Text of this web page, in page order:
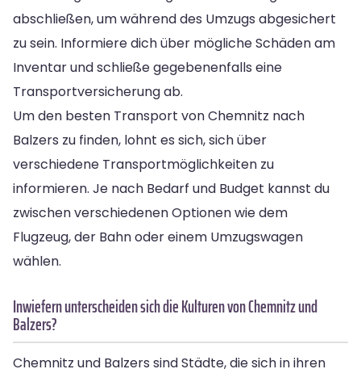
abschließen, um während des Umzugs abgesichert
zu sein. Informiere dich über mögliche Schäden am
Inventar und schließe gegebenenfalls eine
Transportversicherung ab.
Um den besten Transport von Chemnitz nach
Balzers zu finden, lohnt es sich, sich über
verschiedene Transportmöglichkeiten zu
informieren. Je nach Bedarf und Budget kannst du
zwischen verschiedenen Optionen wie dem
Flugzeug, der Bahn oder einem Umzugswagen
wählen.
Inwiefern unterscheiden sich die Kulturen von Chemnitz und
Balzers?
Chemnitz und Balzers sind Städte, die sich in ihren